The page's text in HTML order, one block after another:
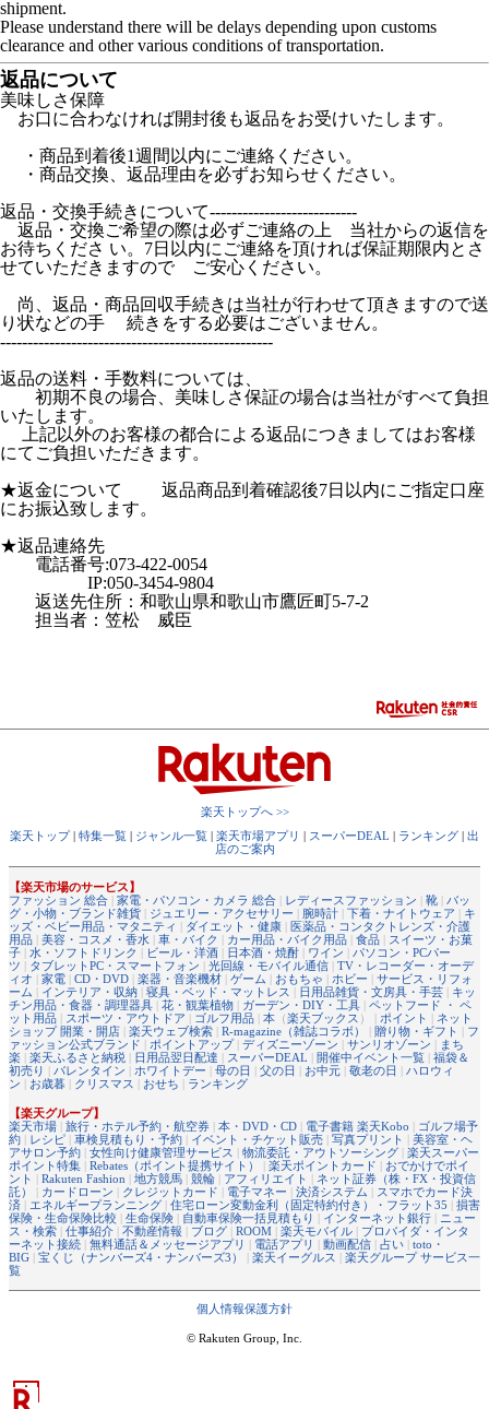
shipment.
Please understand there will be delays depending upon customs
clearance and other various conditions of transportation.
返品について
美味しさ保障
お口に合わなければ開封後も返品をお受けいたします。
・商品到着後1週間以内にご連絡ください。
・商品交換、返品理由を必ずお知らせください。
返品・交換手続きについて---------------------------
返品・交換ご希望の際は必ずご連絡の上 当社からの返信を
お待ちくださ い。7日以内にご連絡を頂ければ保証期限内とさ
せていただきますので ご安心ください。
尚、返品・商品回収手続きは当社が行わせて頂きますので送
り状などの手 続きをする必要はございません。
--------------------------------------------------
返品の送料・手数料については、
初期不良の場合、美味しさ保証の場合は当社がすべて負担
いたします。
上記以外のお客様の都合による返品につきましてはお客様
にてご負担いただきます。
★返金について 返品商品到着確認後7日以内にご指定口座
にお振込致します。
★返品連絡先
電話番号:073-422-0054
IP:050-3454-9804
返送先住所：和歌山県和歌山市鷹匠町5-7-2
担当者：笠松 威臣
楽天トップへ >>
楽天トップ
特集一覧 ジャンル一覧 楽天市場アプリ スーパーDEAL ランキング
出
店のご案内
【楽天市場のサービス】
ファッション 総合
家電・パソコン・カメラ 総合 レディースファッション 靴
バッ
グ・小物・ブランド雑貨
ジュエリー・アクセサリー 腕時計 下着・ナイトウェア
キ
ッズ・ベビー用品・マタニティ
ダイエット・健康
医薬品・コンタクトレンズ・介護
用品
美容・コスメ・香水 車・バイク カー用品・バイク用品 食品
スイーツ・お菓
子
水・ソフトドリンク ビール・洋酒 日本酒・焼酎 ワイン
パソコン・PCパー
ツ
タブレットPC・スマートフォン 光回線・モバイル通信
TV・レコーダー・オーデ
ィオ
家電 CD・DVD 楽器・音楽機材 ゲーム おもちゃ ホビー
サービス・リフォ
ーム
インテリア・収納 寝具・ベッド・マットレス 日用品雑貨・文房具・手芸
キッ
チン用品・食器・調理器具
花・観葉植物 ガーデン・DIY・工具
ペットフード ・ ペ
ット用品
スポーツ・アウトドア ゴルフ用品 本 （楽天ブックス ） | ポイント
ネット
ショップ 開業・開店
楽天ウェブ検索 R-magazine（雑誌コラボ） 贈り物・ギフト
フ
ァッション公式ブランド
ポイントアップ ディズニーゾーン サンリオゾーン
まち
楽
楽天ふるさと納税 日用品翌日配達 スーパーDEAL 開催中イベント一覧
福袋＆
初売り
バレンタイン ホワイトデー 母の日 父の日 お中元 敬老の日
ハロウィ
ン
お歳暮 クリスマス おせち ランキング
【楽天グループ】
楽天市場
旅行・ホテル予約・航空券 本・DVD・CD 電子書籍 楽天Kobo
ゴルフ場予
約
レシピ 車検見積もり・予約 イベント・チケット販売 写真プリント
美容室・ヘ
アサロン予約
女性向け健康管理サービス 物流委託・アウトソーシング
楽天スーパー
ポイント特集
Rebates（ポイント提携サイト） 楽天ポイントカード
おでかけでポイ
ント
Rakuten Fashion 地方競馬 競輪 アフィリエイト
ネット証券（株・FX・投資信
託）
カードローン クレジットカード 電子マネー 決済システム
スマホでカード決
済
エネルギープランニング 住宅ローン変動金利（固定特約付き）・フラット35
損害
保険・生命保険比較
生命保険 自動車保険一括見積もり インターネット銀行
ニュー
ス・検索
仕事紹介 不動産情報 ブログ ROOM 楽天モバイル
プロバイダ・インタ
ーネット接続
無料通話＆メッセージアプリ 電話アプリ 動画配信 占い
toto・
BIG
宝くじ（ナンバーズ4・ナンバーズ3） 楽天イーグルス
楽天グループ サービス一
覧
個人情報保護方針
© Rakuten Group, Inc.